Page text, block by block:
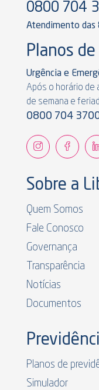
0800 704
Atendimento das
Planos de
Urgência e
Após o horário de
de semana e
0800 704
Sobre a
Quem Somos
Fale Conosco
Governança
Transparência
Notícias
Documentos
Planos de
Simulador